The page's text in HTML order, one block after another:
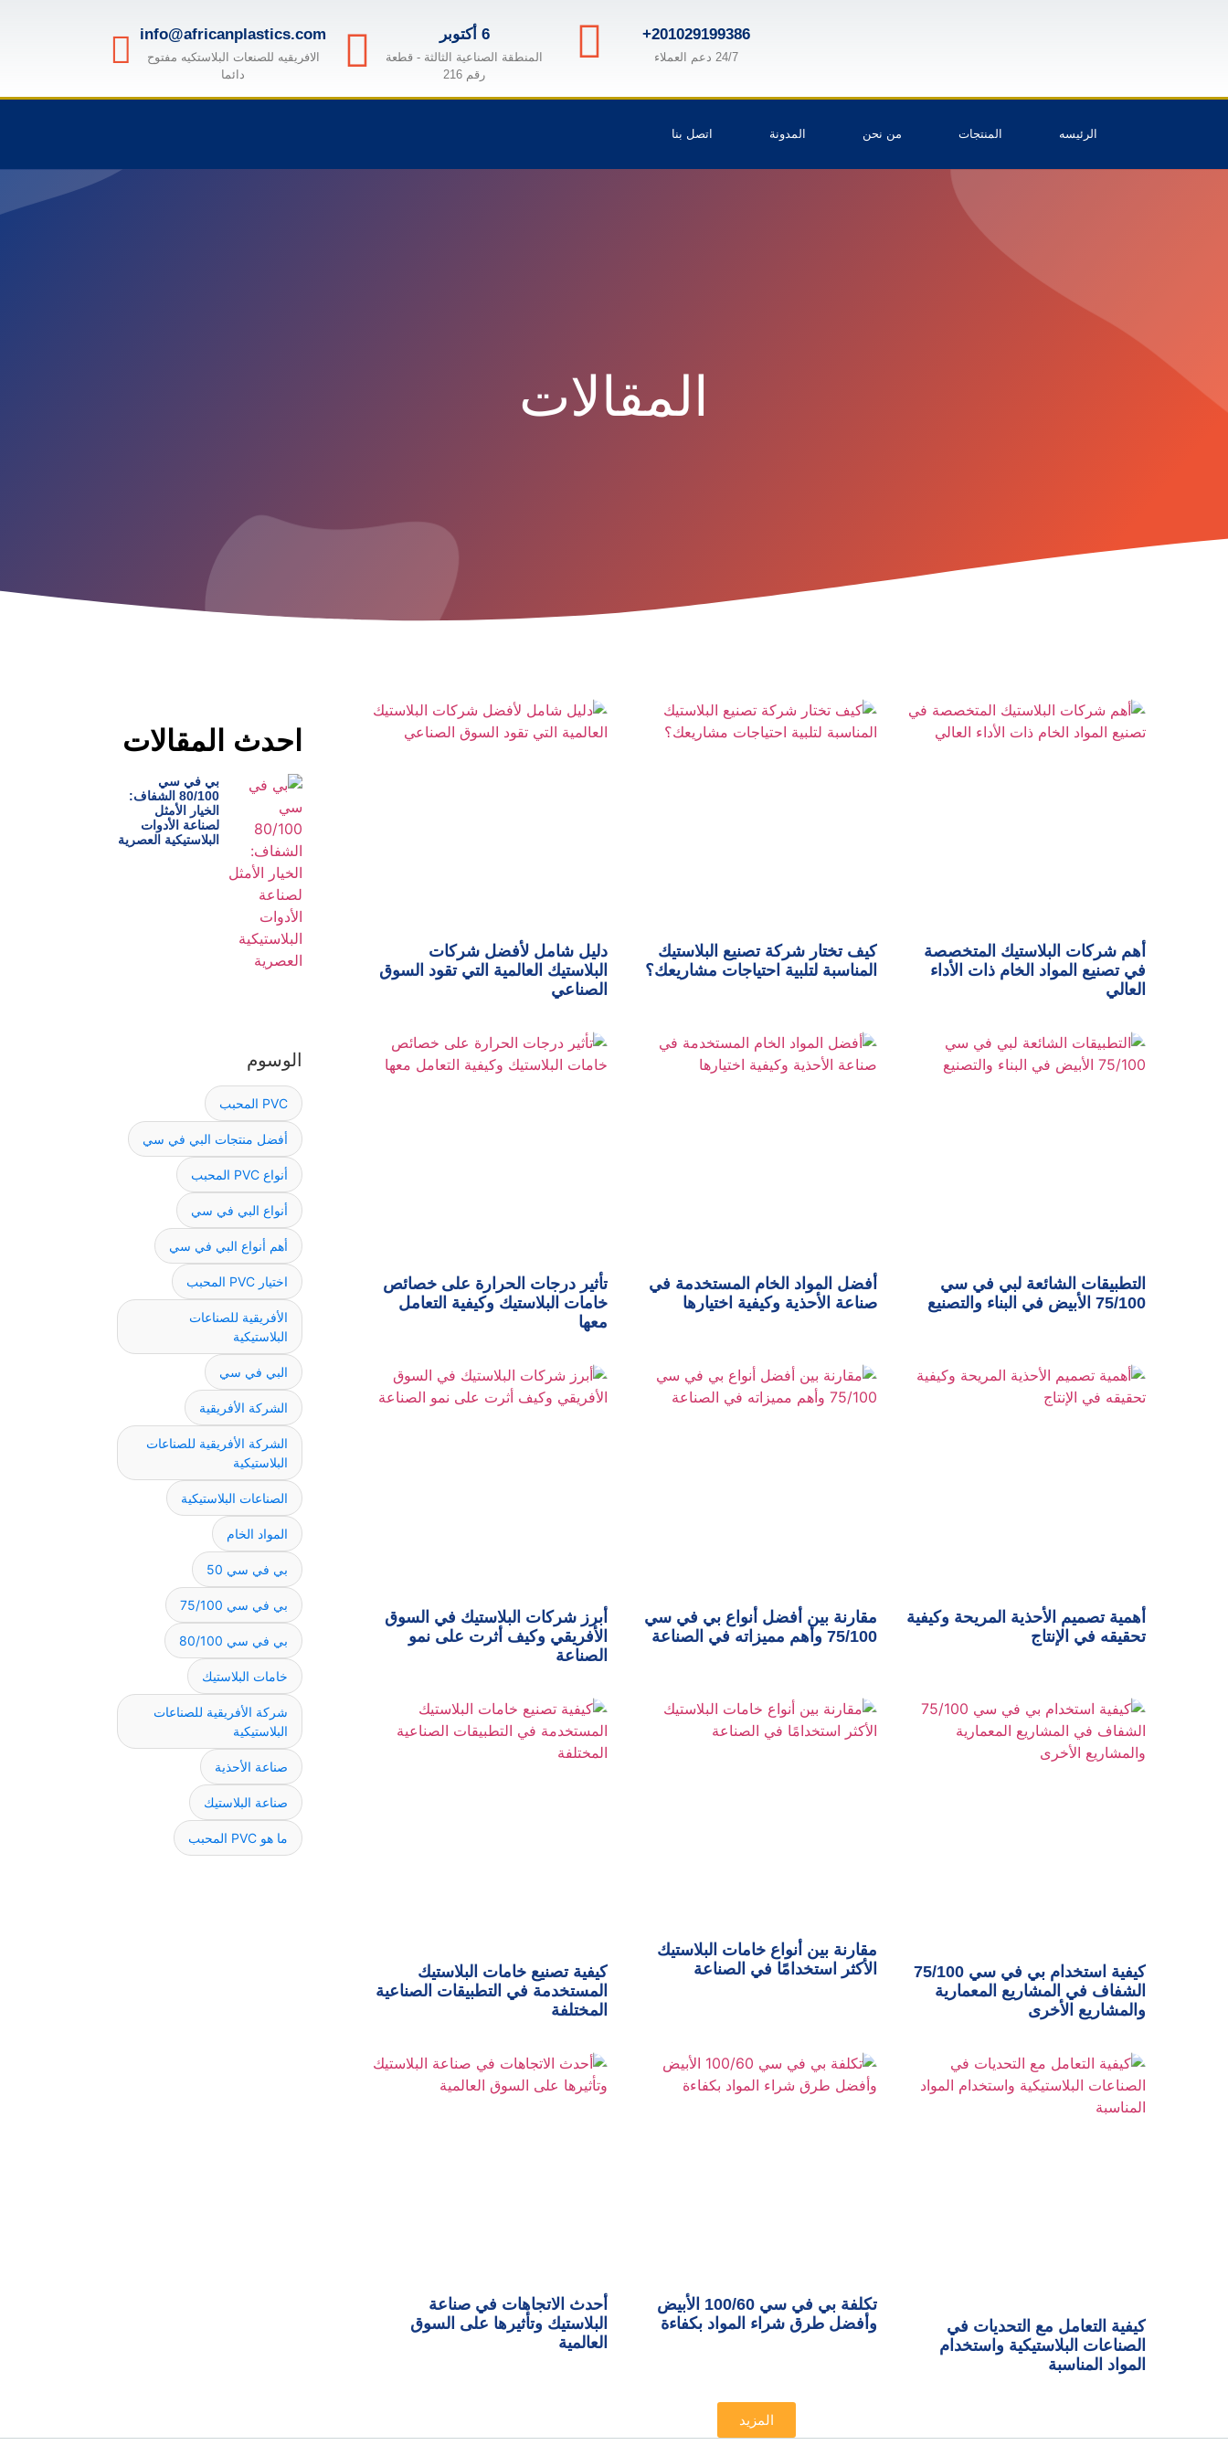
+201029199386
24/7 دعم العملاء
6 أكتوبر
المنطقة الصناعية الثالثة - قطعة
رقم 216
info@africanplastics.com
الافريقيه للصنعات البلاستكيه مفتوح
دائما
الرئيسه المنتجات من نحن المدونة اتصل بنا
المقالات
أهم شركات البلاستيك المتخصصة
في تصنيع المواد الخام ذات الأداء
العالي
كيف تختار شركة تصنيع البلاستيك
المناسبة لتلبية احتياجات مشاريعك؟
دليل شامل لأفضل شركات
البلاستيك العالمية التي تقود السوق
الصناعي
التطبيقات الشائعة لبي في سي
75/100 الأبيض في البناء والتصنيع
أفضل المواد الخام المستخدمة في
صناعة الأحذية وكيفية اختيارها
تأثير درجات الحرارة على خصائص
خامات البلاستيك وكيفية التعامل
معها
أهمية تصميم الأحذية المريحة وكيفية
تحقيقه في الإنتاج
مقارنة بين أفضل أنواع بي في سي
75/100 وأهم مميزاته في الصناعة
أبرز شركات البلاستيك في السوق
الأفريقي وكيف أثرت على نمو
الصناعة
كيفية استخدام بي في سي 75/100
الشفاف في المشاريع المعمارية
والمشاريع الأخرى
مقارنة بين أنواع خامات البلاستيك
الأكثر استخدامًا في الصناعة
كيفية تصنيع خامات البلاستيك
المستخدمة في التطبيقات الصناعية
المختلفة
كيفية التعامل مع التحديات في
الصناعات البلاستيكية واستخدام
المواد المناسبة
تكلفة بي في سي 100/60 الأبيض
وأفضل طرق شراء المواد بكفاءة
أحدث الاتجاهات في صناعة
البلاستيك وتأثيرها على السوق
العالمية
المزيد
احدث المقالات
بي في سي
80/100 الشفاف:
الخيار الأمثل
لصناعة الأدوات
البلاستيكية العصرية
الوسوم
PVC المحبب
أفضل منتجات البي في سي
أنواع PVC المحبب
أنواع البي في سي
أهم أنواع البي في سي
اختيار PVC المحبب
الأفريقية للصناعات
البلاستيكية
البي في سي
الشركة الأفريقية
الشركة الأفريقية للصناعات
البلاستيكية
الصناعات البلاستيكية
المواد الخام
بي في سي 50
بي في سي 75/100
بي في سي 80/100
خامات البلاستيك
شركة الأفريقية للصناعات
البلاستيكية
صناعة الأحذية
صناعة البلاستيك
ما هو PVC المحبب